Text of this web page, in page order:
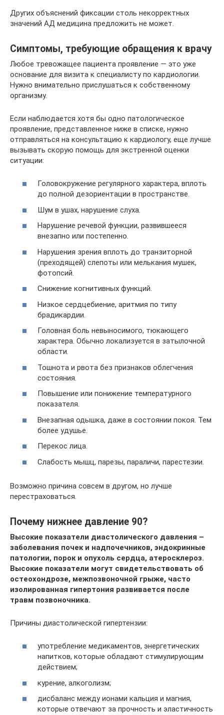
Других объяснений фиксации столь некорректных
значений АД медицина предложить не может.
Симптомы, требующие обращения к врачу
Любое тревожащее пациента проявление — это уже
основание для визита к специалисту по кардиологии.
Нужно внимательно прислушаться к собственному
организму.
Если наблюдается хотя бы одно патологическое
проявление, представленное ниже в списке, нужно
отправляться на консультацию к кардиологу, еще лучше
вызывать скорую помощь для экстренной оценки
ситуации:
Головокружение регулярного характера, вплоть
до полной дезориентации в пространстве.
Шум в ушах, нарушение слуха.
Нарушение речевой функции, развившееся
внезапно или постепенно.
Нарушения зрения вплоть до транзиторной
(преходящей) слепоты или мелькания мушек,
фотопсий.
Снижение когнитивных функций.
Низкое сердцебиение, аритмия по типу
брадикардии.
Головная боль невыносимого, тюкающего
характера. Обычно локализуется в затылочной
области.
Тошнота и рвота без признаков облегчения
состояния.
Повышение или понижение температурного
показателя.
Внезапная одышка, даже в состоянии покоя. Тем
более удушье.
Перекос лица.
Слабость мышц, парезы, параличи, парестезии.
Возможно причина совсем в другом, но лучше
перестраховаться.
Почему нижнее давление 90?
Высокие показатели диастолического давления –
заболевания почек и надпочечников, эндокринные
патологии, порок и опухоль сердца, атеросклероз.
Высокие показатели могут свидетельствовать об
остеохондрозе, межпозвоночной грыже, часто
изолированная гипертония развивается после
травм позвоночника.
Причины диастолической гипертензии:
употребление медикаментов, энергетических
напитков, которые обладают стимулирующим
действием;
курение, алкоголизм;
дисбаланс между ионами кальция и магния,
которые отвечают за прочность и эластичность